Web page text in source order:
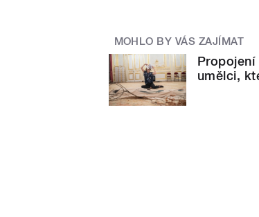
MOHLO BY VÁS ZAJÍMAT
Propojení
umělci,